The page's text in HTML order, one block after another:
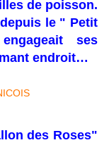
de poisson.
le " Petit
ses
endroit…
des Roses"